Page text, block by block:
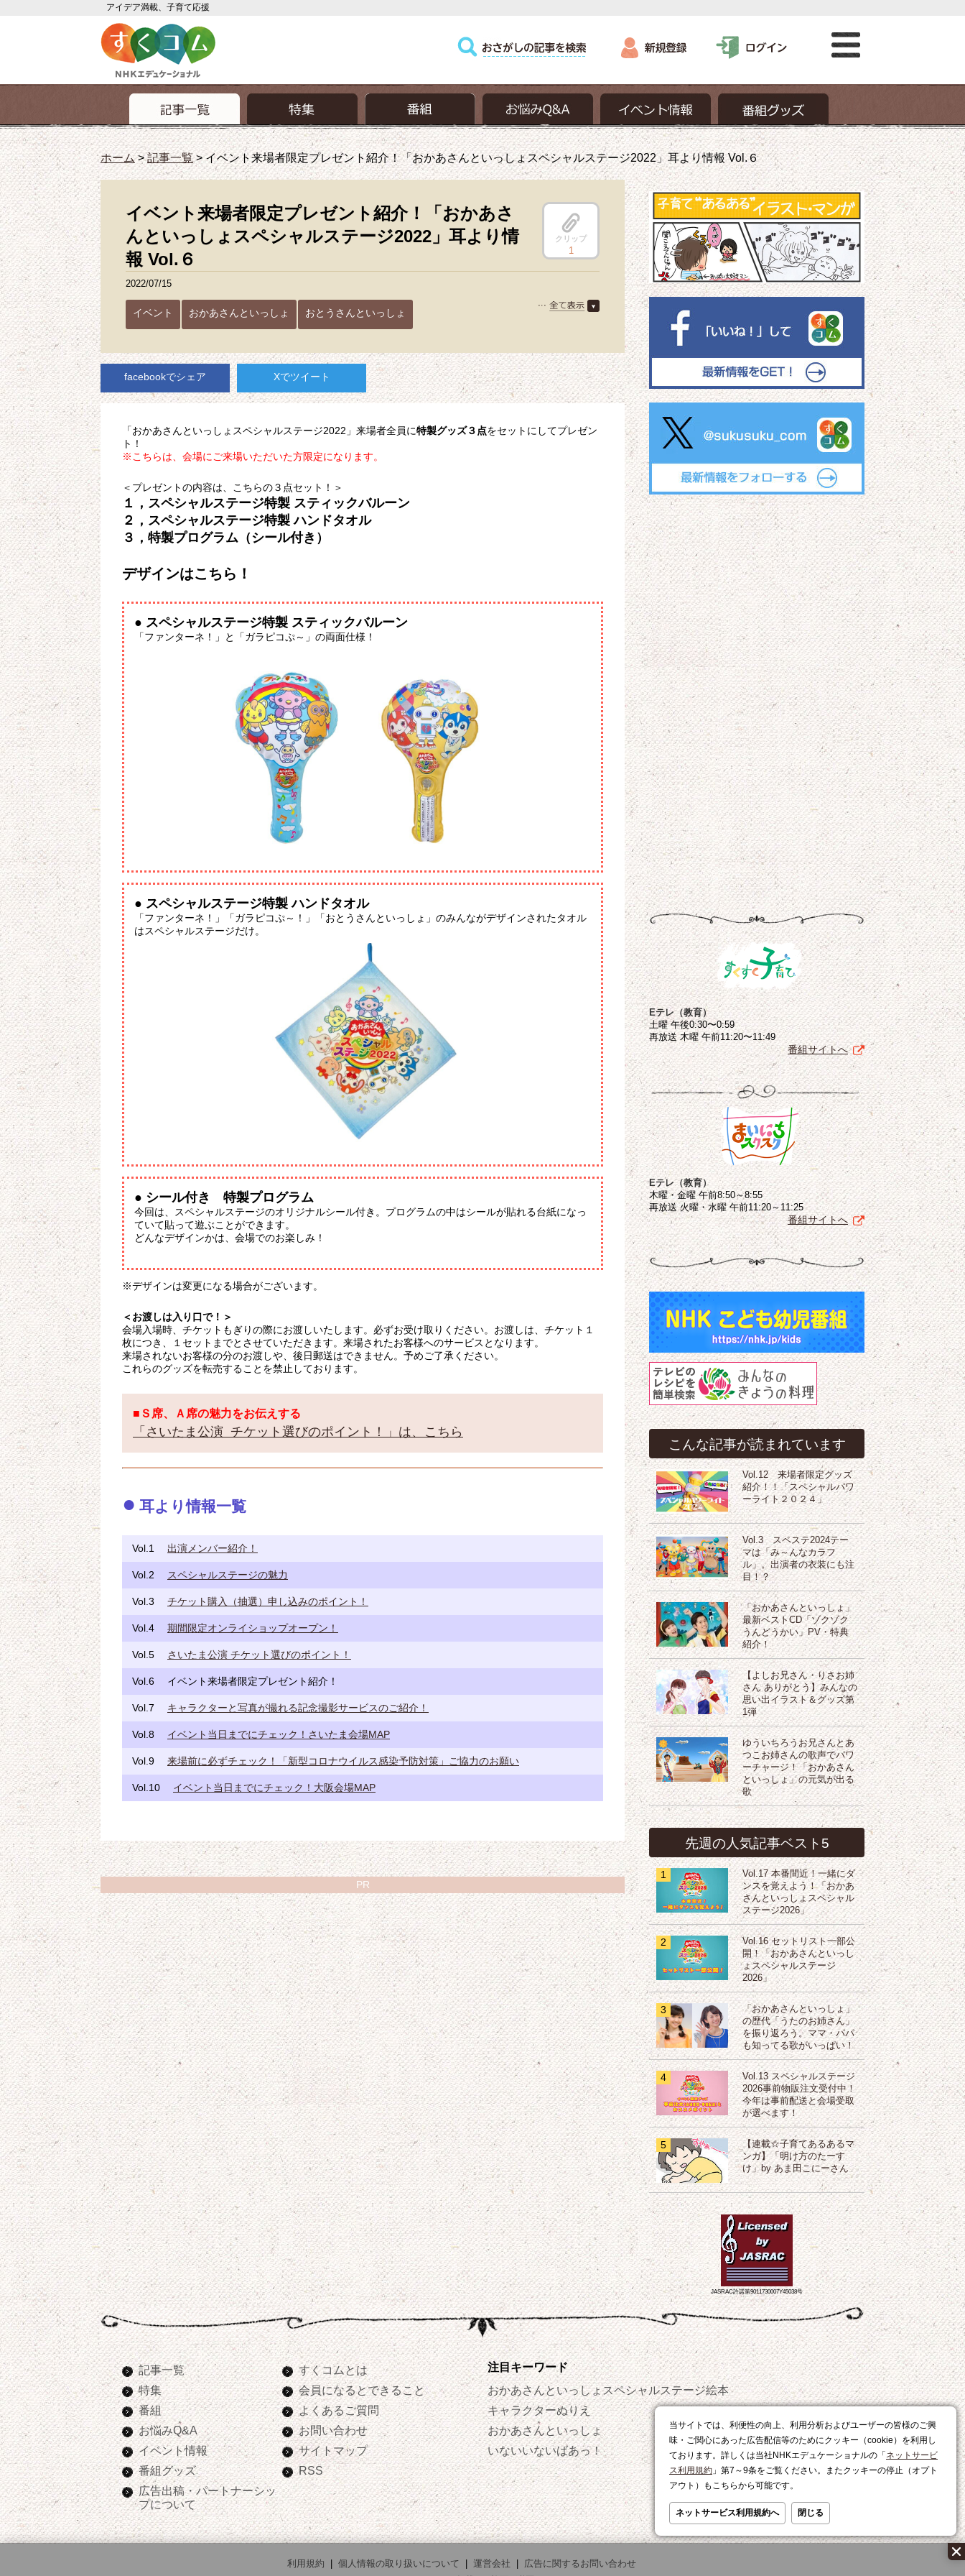
アイデア満載、子育て応援
当サイトでは、利便性の向上、利用分析およびユーザーの皆様のご興
味・ご関心にあった広告配信等のためにクッキー（cookie）を利用し
ております。詳しくは当社NHKエデュケーショナルの「 ネットサービ
ス利用規約 」第7～9条をご覧ください。またクッキーの停止（オプト
アウト）もこちらから可能です。
ネットサービス利用規約へ 閉じる
ホーム>記事一覧>イベント来場者限定プレゼント紹介！「おかあさんといっしょスペシャルステージ2022」耳より情報 Vol.６
イベント来場者限定プレゼント紹介！「おかあさ
んといっしょスペシャルステージ2022」耳より情
報 Vol.６
クリップ
1
2022/07/15
イベント おかあさんといっしょ おとうさんといっしょ
facebookでシェア Xでツイート
「おかあさんといっしょスペシャルステージ2022」来場者全員に特製グッズ３点をセットにしてプレゼン
ト！
※こちらは、会場にご来場いただいた方限定になります。
＜プレゼントの内容は、こちらの３点セット！＞
１，スペシャルステージ特製 スティックバルーン
２，スペシャルステージ特製 ハンドタオル
３，特製プログラム（シール付き）
デザインはこちら！
● スペシャルステージ特製 スティックバルーン
「ファンターネ！」と「ガラピコぷ～」の両面仕様！
● スペシャルステージ特製 ハンドタオル
「ファンターネ！」「ガラピコぷ～！」「おとうさんといっしょ」のみんながデザインされたタオル
はスペシャルステージだけ。
● シール付き 特製プログラム
今回は、スペシャルステージのオリジナルシール付き。プログラムの中はシールが貼れる台紙になっ
ていて貼って遊ぶことができます。
どんなデザインかは、会場でのお楽しみ！
※デザインは変更になる場合がございます。
＜お渡しは入り口で！＞
会場入場時、チケットもぎりの際にお渡しいたします。必ずお受け取りください。お渡しは、チケット１
枚につき、１セットまでとさせていただきます。来場されたお客様へのサービスとなります。
来場されないお客様の分のお渡しや、後日郵送はできません。予めご了承ください。
これらのグッズを転売することを禁止しております。
■Ｓ席、Ａ席の魅力をお伝えする
「さいたま公演  チケット選びのポイント！」は、こちら
耳より情報一覧
Vol.1 出演メンバー紹介！
Vol.2 スペシャルステージの魅力
Vol.3 チケット購入（抽選）申し込みのポイント！
Vol.4 期間限定オンライショップオープン！
Vol.5 さいたま公演 チケット選びのポイント！
Vol.6 イベント来場者限定プレゼント紹介！
Vol.7 キャラクターと写真が撮れる記念撮影サービスのご紹介！
Vol.8 イベント当日までにチェック！さいたま会場MAP
Vol.9 来場前に必ずチェック！「新型コロナウイルス感染予防対策」ご協力のお願い
Vol.10 イベント当日までにチェック！大阪会場MAP
Eテレ（教育）
土曜 午後0:30〜0:59
再放送 木曜 午前11:20〜11:49
番組サイトへ
Eテレ（教育）
木曜・金曜 午前8:50～8:55
再放送 火曜・水曜 午前11:20～11:25
番組サイトへ
こんな記事が読まれています
Vol.12 来場者限定グッズ
紹介！！「スペシャルパワ
ーライト２０２４」
Vol.3 スペステ2024テー
マは「み～んなカラフ
ル」。出演者の衣装にも注
目！？
「おかあさんといっしょ」
最新ベストCD「ゾクゾク
うんどうかい」PV・特典
紹介！
【よしお兄さん・りさお姉
さん ありがとう】みんなの
思い出イラスト＆グッズ第
1弾
ゆういちろうお兄さんとあ
つこお姉さんの歌声でパワ
ーチャージ！「おかあさん
といっしょ」の元気が出る
歌
先週の人気記事ベスト5
1
Vol.17 本番間近！一緒にダ
ンスを覚えよう！「おかあ
さんといっしょスペシャル
ステージ2026」
2
Vol.16 セットリスト一部公
開！「おかあさんといっし
ょスペシャルステージ
2026」
3
「おかあさんといっしょ」
の歴代「うたのお姉さん」
を振り返ろう。ママ・パパ
も知ってる歌がいっぱい！
4
Vol.13 スペシャルステージ
2026事前物販注文受付中！
今年は事前配送と会場受取
が選べます！
5
【連載☆子育てあるあるマ
ンガ】「明け方のたーす
け」by あま田こにーさん
JASRAC許諾第9011730007Y45038号
PR
記事一覧
特集
番組
お悩みQ&A
イベント情報
番組グッズ
広告出稿・パートナーシッ
プについて
すくコムとは
会員になるとできること
よくあるご質問
お問い合わせ
サイトマップ
RSS
注目キーワード
おかあさんといっしょスペシャルステージ
キャラクターぬりえ
おかあさんといっしょ
いないいないばあっ！
絵本
おやつ
レシピ
利用規約 個人情報の取り扱いについて 運営会社
広告に関するお問い合わせ